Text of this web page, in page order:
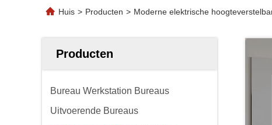
Huis > Producten > Moderne elektrische
Producten
Bureau Werkstation Bureaus
Uitvoerende Bureaus